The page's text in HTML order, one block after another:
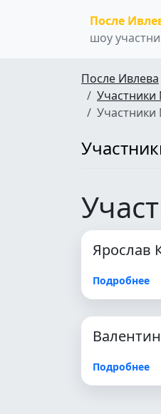
После
шоу
После Ивлева
Ярослав
Подробнее
Подробнее